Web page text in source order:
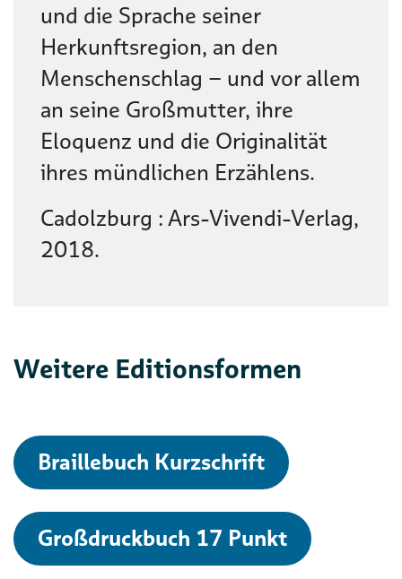
und die Sprache seiner
Herkunftsregion, an den
Menschenschlag – und vor allem
an seine Großmutter, ihre
Eloquenz und die Originalität
ihres mündlichen Erzählens.
Cadolzburg : Ars-Vivendi-Verlag,
2018.
Weitere Editionsformen
Braillebuch Kurzschrift
Großdruckbuch 17 Punkt